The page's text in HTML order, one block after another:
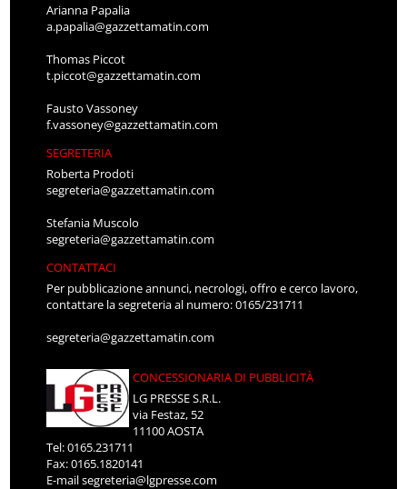
Arianna Papalia
a.papalia@gazzettamatin.com
Thomas Piccot
t.piccot@gazzettamatin.com
Fausto Vassoney
f.vassoney@gazzettamatin.com
SEGRETERIA
Roberta Prodoti
segreteria@gazzettamatin.com
Stefania Muscolo
segreteria@gazzettamatin.com
CONTATTACI
Per pubblicazione annunci, necrologi, offro e cerco lavoro,
contattare la segreteria al numero: 0165/231711
segreteria@gazzettamatin.com
CONCESSIONARIA DI PUBBLICITÀ
LG PRESSE S.R.L.
via Festaz, 52
11100 AOSTA
Tel: 0165.231711
Fax: 0165.1820141
E-mailsegreteria@lgpresse.com